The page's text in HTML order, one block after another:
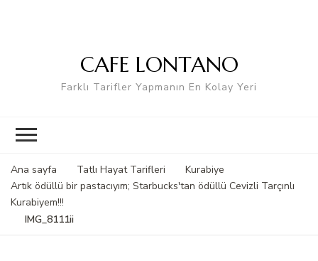
CAFE LONTANO
Farklı Tarifler Yapmanın En Kolay Yeri
Ana sayfa Tatlı Hayat Tarifleri
Kurabiye
Artık ödüllü bir pastacıyım; Starbucks'tan ödüllü Cevizli Tarçınlı
Kurabiyem!!!
IMG_8111ii